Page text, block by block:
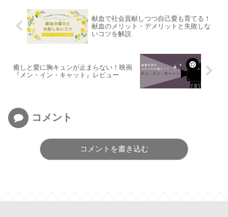
献血で社会貢献しつつ自己愛も育てる！
献血のメリット・デメリットと失敗しな
いコツを解説
癒しと愛に胸キュンが止まらない！映画
『メン・イン・キャット』レビュー
コメント
コメントを書き込む